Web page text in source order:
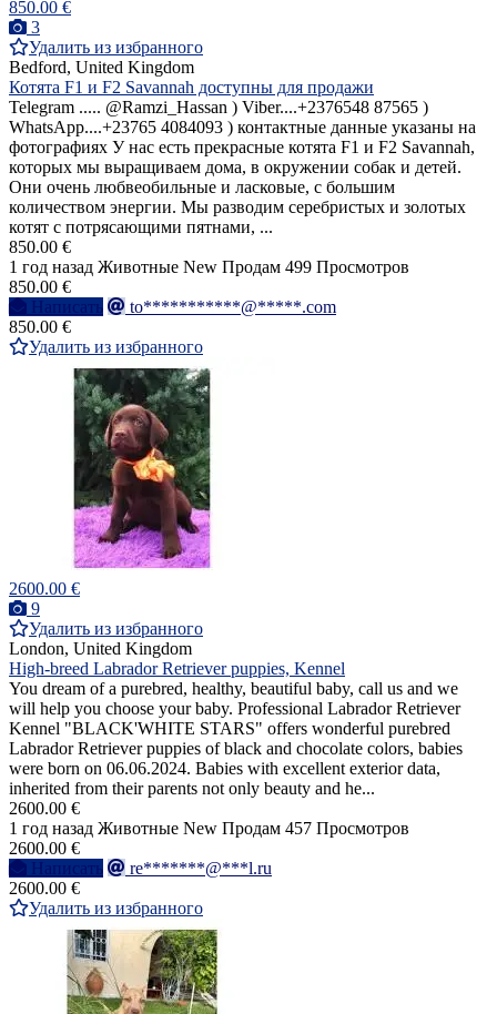
850.00 €
3
Удалить из избранного
Bedford, United Kingdom
Котята F1 и F2 Savannah доступны для продажи
Telegram ..... @Ramzi_Hassan ) Viber....+2376548 87565 )
WhatsApp....+23765 4084093 ) контактные данные указаны на
фотографиях У нас есть прекрасные котята F1 и F2 Savannah,
которых мы выращиваем дома, в окружении собак и детей.
Они очень любвеобильные и ласковые, с большим
количеством энергии. Мы разводим серебристых и золотых
котят с потрясающими пятнами, ...
850.00 €
1 год назад Животные New Продам 499 Просмотров
850.00 €
Написать
to***********@*****.com
850.00 €
Удалить из избранного
2600.00 €
9
Удалить из избранного
London, United Kingdom
High-breed Labrador Retriever puppies, Kennel
You dream of a purebred, healthy, beautiful baby, call us and we
will help you choose your baby. Professional Labrador Retriever
Kennel "BLACK'WHITE STARS" offers wonderful purebred
Labrador Retriever puppies of black and chocolate colors, babies
were born on 06.06.2024. Babies with excellent exterior data,
inherited from their parents not only beauty and he...
2600.00 €
1 год назад Животные New Продам 457 Просмотров
2600.00 €
Написать
re*******@***l.ru
2600.00 €
Удалить из избранного